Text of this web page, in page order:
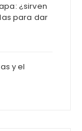
¿sirven
para dar
y el